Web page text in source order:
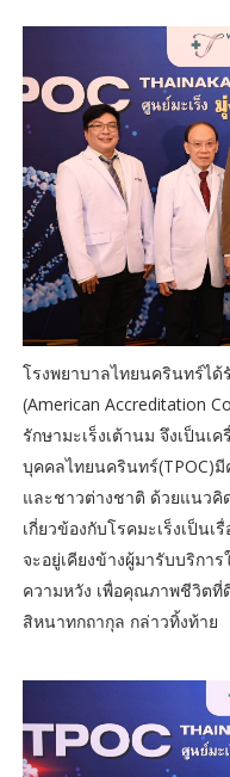
โรงพยาบาลไทยนครินทร์ได้
(American Accreditation
รักษามะเร็งเต้านม จึงเป็นเ
บุคคลไทยนครินทร์(TPOC)
และชาวต่างชาติ ด้วยแนว
เกี่ยวข้องกับโรคมะเร็งเป็น
จะอยู่เคียงข้างผู้มารับบริกา
ความหวัง เพื่อคุณภาพชีวิตที่
สิหนาทกถากุล กล่าวทิ้งท้าย